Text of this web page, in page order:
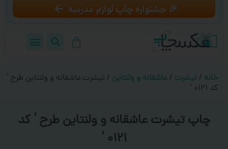
🎉 جشنواره چاپ لوازم مدرسه
خانه / تیشرت / عاشقانه و ولنتاین / تیشرت عاشقانه و ولنتاین طرح ‘
کد ۰۱۲۱ ‘
چاپ تیشرت عاشقانه و ولنتاین طرح ‘ کد
۰۱۲۱ ‘